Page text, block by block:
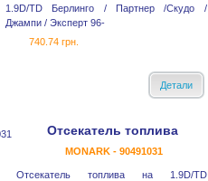
1.9D/TD Берлинго / Партнер /Скудо /
Джампи / Эксперт 96-
740.74 грн.
Детали
Отсекатель топлива
MONARK - 90491031
Отсекатель топлива на 1.9D/TD